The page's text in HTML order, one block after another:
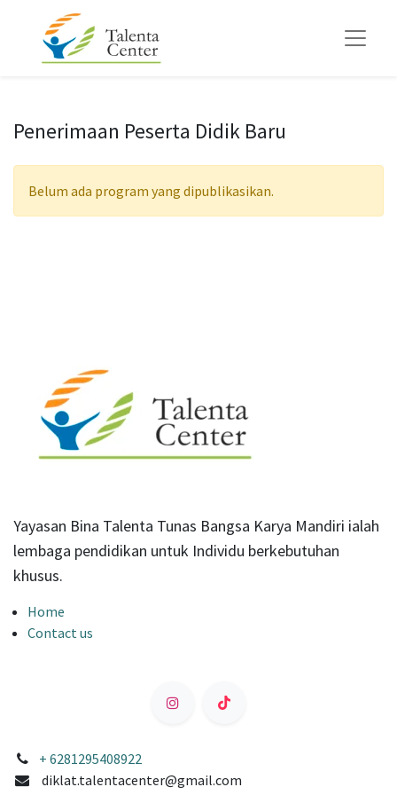
Penerimaan Peserta Didik Baru
Belum ada program yang dipublikasikan.
Yayasan Bina Talenta Tunas Bangsa Karya Mandiri ialah
lembaga pendidikan untuk Individu berkebutuhan
khusus.
Home
Contact us
+ 6281295408922
diklat.talentacenter@gmail.com